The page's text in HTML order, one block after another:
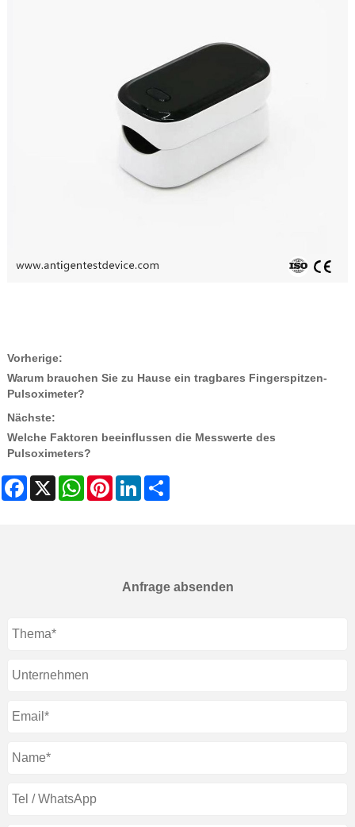
Vorherige:
Warum brauchen Sie zu Hause ein tragbares Fingerspitzen-
Pulsoximeter?
Nächste:
Welche Faktoren beeinflussen die Messwerte des
Pulsoximeters?
Facebook
X WhatsAppPinterestLinkedIn
Anfrage absenden